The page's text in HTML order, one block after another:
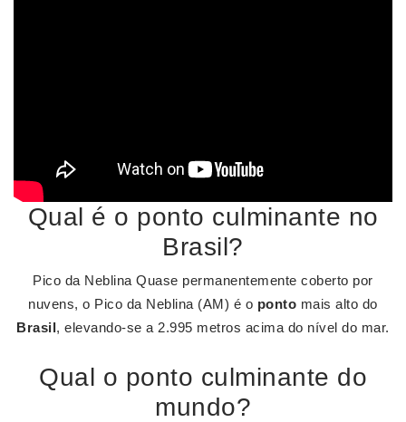
Qual é o ponto culminante no
Brasil?
Pico da Neblina Quase permanentemente coberto por
nuvens, o Pico da Neblina (AM) é o ponto mais alto do
Brasil, elevando-se a 2.995 metros acima do nível do mar.
Qual o ponto culminante do
mundo?